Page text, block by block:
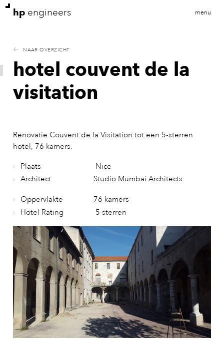
hpengineers menu
NAAR OVERZICHT
hotel couvent de la
visitation
Renovatie Couvent de la Visitation tot een 5-sterren
hotel, 76 kamers.
Plaats
Nice
Architect
Studio Mumbai Architects
Oppervlakte
76 kamers
Hotel Rating
5 sterren